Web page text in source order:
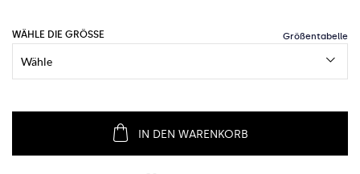
WÄHLE DIE GRÖSSE
IN DEN WARENKORB